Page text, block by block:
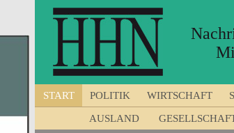
START POLITIK WIRTSCHAFT
AUSLAND